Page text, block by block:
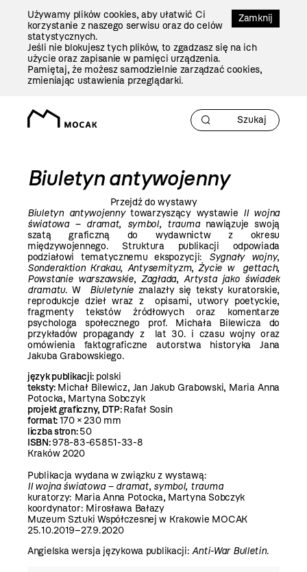
Zamknij
Używamy plików cookies, aby ułatwić Ci
korzystanie z naszego serwisu oraz do celów
statystycznych.
Jeśli nie blokujesz tych plików, to zgadzasz się na ich
użycie oraz zapisanie w pamięci urządzenia.
Pamiętaj, że możesz samodzielnie zarządzać cookies,
zmieniając ustawienia przeglądarki.
Biuletyn antywojenny
Przejdź do wystawy
Biuletyn antywojennytowarzyszący wystawie II wojna
światowa – dramat, symbol, traumanawiązuje swoją
szatą graficzną do wydawnictw z okresu
międzywojennego. Struktura publikacji odpowiada
podziałowi tematycznemu ekspozycji: Sygnały wojny,
Sonderaktion Krakau, Antysemityzm,Życie w gettach,
Powstanie warszawskie, Zagłada,Artysta jako świadek
dramatu. W Biuletynie znalazły się teksty kuratorskie,
reprodukcje dzieł wraz z opisami, utwory poetyckie,
fragmenty tekstów źródłowych oraz komentarze
psychologa społecznego prof. Michała Bilewicza do
przykładów propagandy z lat 30. i czasu wojny oraz
omówienia faktograficzne autorstwa historyka Jana
Jakuba Grabowskiego.
język publikacji:polski
teksty: Michał Bilewicz, Jan Jakub Grabowski, Maria Anna
Potocka, Martyna Sobczyk
projekt graficzny, DTP:Rafał Sosin
format:170 × 230 mm
liczba stron:50
ISBN:978-83-65851-33-8
Kraków 2020
Publikacja wydana w związku z wystawą:
II wojna światowa – dramat, symbol, trauma
kuratorzy: Maria Anna Potocka, Martyna Sobczyk
koordynator: Mirosława Bałazy
Muzeum Sztuki Współczesnej w Krakowie MOCAK
25.10.2019–27.9.2020
Angielska wersja językowa publikacji:Anti-War Bulletin.